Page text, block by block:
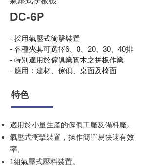
DC-6P
- 採用氣壓式衝擊裝置
- 各種夾具可選擇6、8、20、30、40排
- 特別適用於傢俱業實木之拼板作業
- 應用：建材、傢俱、桌面及椅面
特色
適用於小量生產的傢俱工廠及備料廠。
氣壓式衝擊裝置，操作簡單易快速有效
率。
1組氣壓式壓料裝置。